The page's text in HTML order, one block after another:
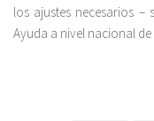
los ajustes necesarios –
Ayuda a nivel nacional de